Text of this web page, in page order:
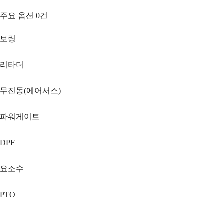
주요 옵션 0건
보링
리타더
무진동(에어서스)
파워게이트
DPF
요소수
PTO